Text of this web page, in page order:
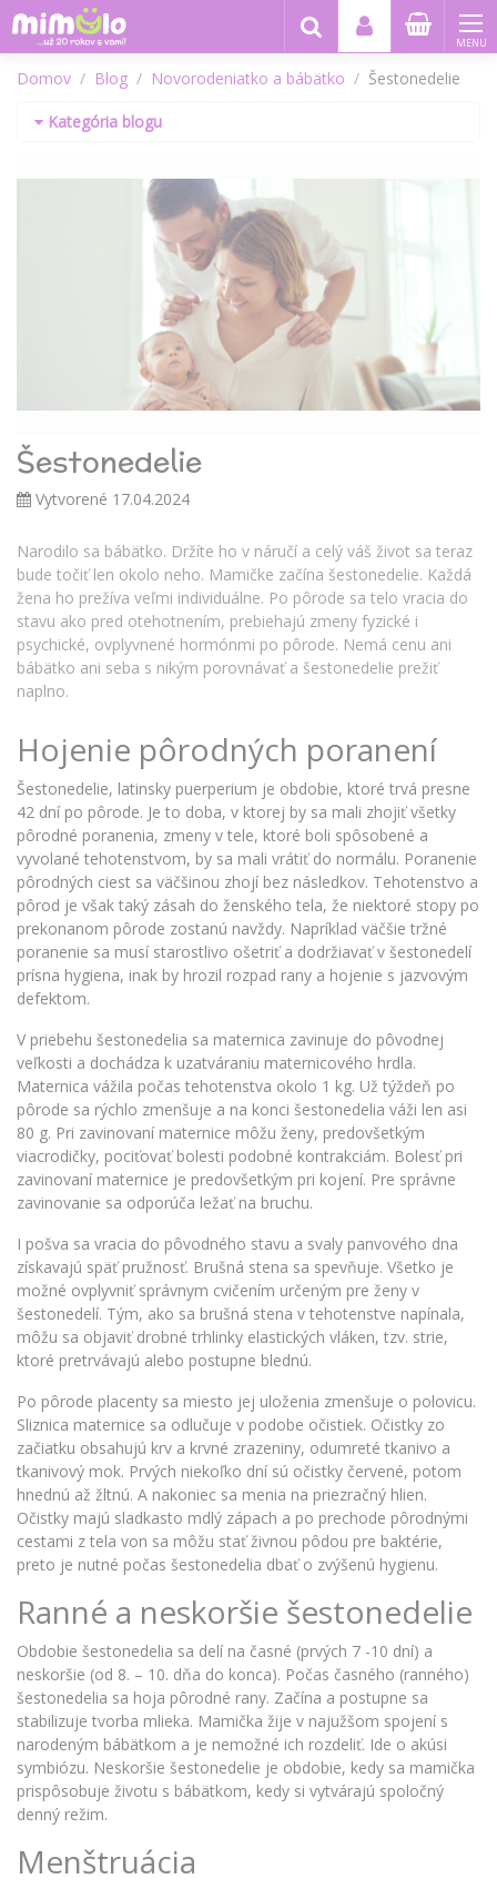
MENU
Domov Blog Novorodeniatko a bábätko Šestonedelie
Šestonedelie
Vytvorené 17.04.2024
Narodilo sa bábätko. Držíte ho v náručí a celý váš život sa teraz
bude točiť len okolo neho. Mamičke začína šestonedelie. Každá
žena ho prežíva veľmi individuálne. Po pôrode sa telo vracia do
stavu ako pred otehotnením, prebiehajú zmeny fyzické i
psychické, ovplyvnené hormónmi po pôrode. Nemá cenu ani
bábätko ani seba s nikým porovnávať a šestonedelie prežiť
naplno.
Hojenie pôrodných poranení
Šestonedelie, latinsky puerperium je obdobie, ktoré trvá presne
42 dní po pôrode. Je to doba, v ktorej by sa mali zhojiť všetky
pôrodné poranenia, zmeny v tele, ktoré boli spôsobené a
vyvolané tehotenstvom, by sa mali vrátiť do normálu. Poranenie
pôrodných ciest sa väčšinou zhojí bez následkov. Tehotenstvo a
pôrod je však taký zásah do ženského tela, že niektoré stopy po
prekonanom pôrode zostanú navždy. Napríklad väčšie tržné
poranenie sa musí starostlivo ošetriť a dodržiavať v šestonedelí
prísna hygiena, inak by hrozil rozpad rany a hojenie s jazvovým
defektom.
V priebehu šestonedelia sa maternica zavinuje do pôvodnej
veľkosti a dochádza k uzatváraniu maternicového hrdla.
Maternica vážila počas tehotenstva okolo 1 kg. Už týždeň po
pôrode sa rýchlo zmenšuje a na konci šestonedelia váži len asi
80 g. Pri zavinovaní maternice môžu ženy, predovšetkým
viacrodičky, pociťovať bolesti podobné kontrakciám. Bolesť pri
zavinovaní maternice je predovšetkým pri kojení. Pre správne
zavinovanie sa odporúča ležať na bruchu.
I pošva sa vracia do pôvodného stavu a svaly panvového dna
získavajú späť pružnosť. Brušná stena sa spevňuje. Všetko je
možné ovplyvniť správnym cvičením určeným pre ženy v
šestonedelí. Tým, ako sa brušná stena v tehotenstve napínala,
môžu sa objaviť drobné trhlinky elastických vláken, tzv. strie,
ktoré pretrvávajú alebo postupne blednú.
Po pôrode placenty sa miesto jej uloženia zmenšuje o polovicu.
Sliznica maternice sa odlučuje v podobe očistiek. Očistky zo
začiatku obsahujú krv a krvné zrazeniny, odumreté tkanivo a
tkanivový mok. Prvých niekoľko dní sú očistky červené, potom
hnednú až žltnú. A nakoniec sa menia na priezračný hlien.
Očistky majú sladkasto mdlý zápach a po prechode pôrodnými
cestami z tela von sa môžu stať živnou pôdou pre baktérie,
preto je nutné počas šestonedelia dbať o zvýšenú hygienu.
Ranné a neskoršie šestonedelie
Obdobie šestonedelia sa delí na časné (prvých 7 -10 dní) a
neskoršie (od 8. – 10. dňa do konca). Počas časného (ranného)
šestonedelia sa hoja pôrodné rany. Začína a postupne sa
stabilizuje tvorba mlieka. Mamička žije v najužšom spojení s
narodeným bábätkom a je nemožné ich rozdeliť. Ide o akúsi
symbiózu. Neskoršie šestonedelie je obdobie, kedy sa mamička
prispôsobuje životu s bábätkom, kedy si vytvárajú spoločný
denný režim.
Menštruácia
Kategória blogu